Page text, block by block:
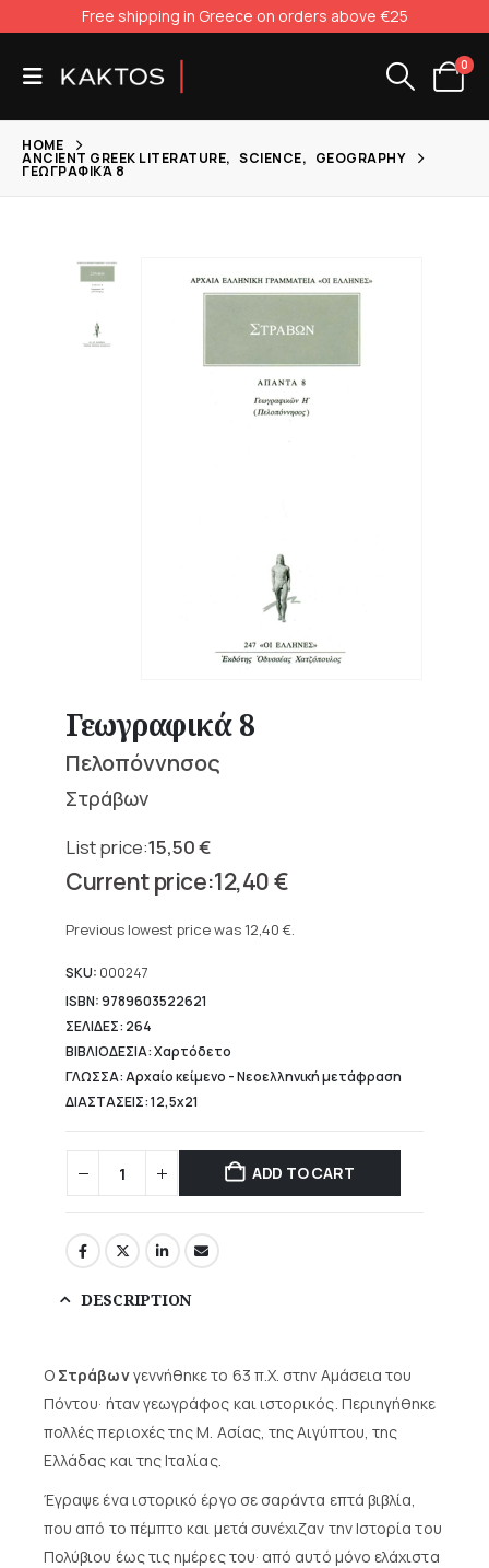
Free shipping in Greece on orders above €25
0
HOME
ANCIENT GREEK LITERATURE, SCIENCE, GEOGRAPHY
ΓΕΩΓΡΑΦΙΚΆ 8
Γεωγραφικά 8
Πελοπόννησος
Στράβων
15,50€
Original
price
15,50 €.
12,40€
price
12,40 €.
Previous lowest price was 12,40 €.
SKU: 000247
ISBN: 9789603522621
ΣΕΛΙΔΕΣ: 264
ΒΙΒΛΙΟΔΕΣΙΑ: Χαρτόδετο
ΓΛΩΣΣΑ: Αρχαίο κείμενο - Νεοελληνική μετάφραση
ΔΙΑΣΤΑΣΕΙΣ: 12,5x21
ADD TO CART
DESCRIPTION
Ο Στράβωνγεννήθηκε το 63 π.Χ. στην Αμάσεια του
Πόντου· ήταν γεωγράφος και ιστορικός. Περιηγήθηκε
πολλές περιοχές της Μ. Ασίας, της Αιγύπτου, της
Ελλάδας και της Ιταλίας.
Έγραψε ένα ιστορικό έργο σε σαράντα επτά βιβλία,
που από το πέμπτο και μετά συνέχιζαν την Ιστορία του
Πολύβιου έως τις ημέρες του· από αυτό μόνο ελάχιστα